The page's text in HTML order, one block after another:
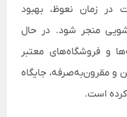
در زمان نعوظ، بهبود
منجر شود. در حال
و فروشگاه‌های معتبر
و مقرون‌به‌صرفه، جایگاه
کرده است.